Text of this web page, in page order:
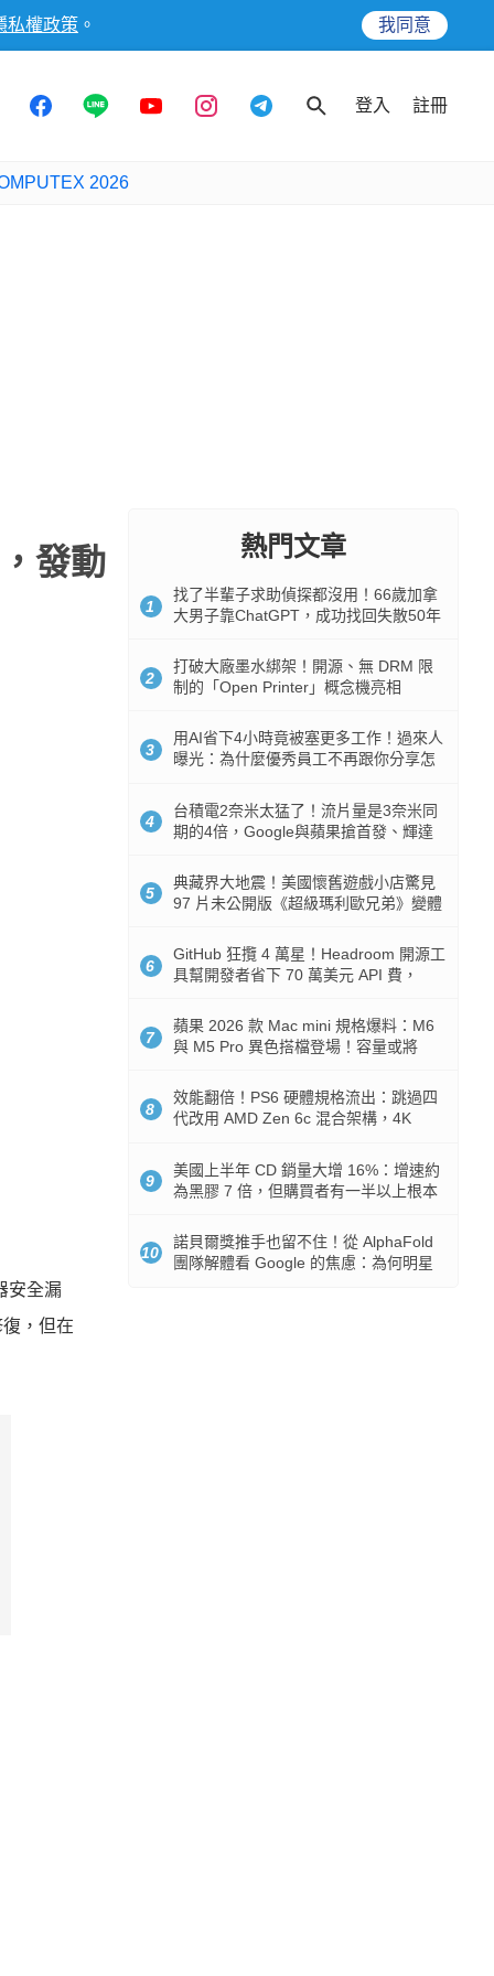
私權政策 。 我同意
登入 註冊
2026
發動
安全漏
，但在
熱門文章
1
找了半輩子求助偵探都沒用！66歲加拿
大男子靠ChatGPT，成功找回失散50年
2
打破大廠墨水綁架！開源、無 DRM 限
制的「Open Printer」概念機亮相
3
用AI省下4小時竟被塞更多工作！過來人
曝光：為什麼優秀員工不再跟你分享怎
4
台積電2奈米太猛了！流片量是3奈米同
期的4倍，Google與蘋果搶首發、輝達
5
典藏界大地震！美國懷舊遊戲小店驚見
97 片未公開版《超級瑪利歐兄弟》變體
6
GitHub 狂攬 4 萬星！Headroom 開源工
具幫開發者省下 70 萬美元 API 費，
7
蘋果 2026 款 Mac mini 規格爆料：M6
與 M5 Pro 異色搭檔登場！容量或將
8
效能翻倍！PS6 硬體規格流出：跳過四
代改用 AMD Zen 6c 混合架構，4K
9
美國上半年 CD 銷量大增 16%：增速約
為黑膠 7 倍，但購買者有一半以上根本
10
諾貝爾獎推手也留不住！從 AlphaFold
團隊解體看 Google 的焦慮：為何明星